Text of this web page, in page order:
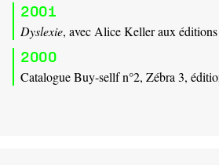
2001
Dyslexie, avec Alice Keller aux éditions
2000
Catalogue Buy-sellf n°2, Zébra 3,